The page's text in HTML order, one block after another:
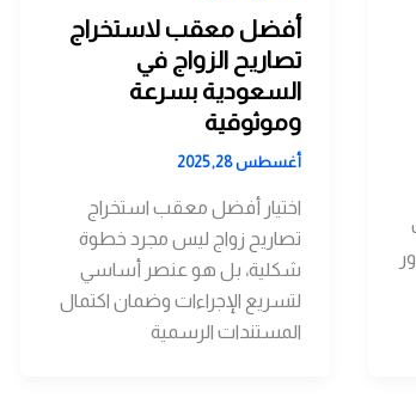
أفضل معقب لاستخراج
تصاريح الزواج في
السعودية بسرعة
وموثوقية
أغسطس 28, 2025
اختيار أفضل معقب استخراج
تصاريح زواج ليس مجرد خطوة
شكلية، بل هو عنصر أساسي
لتسريع الإجراءات وضمان اكتمال
المستندات الرسمية